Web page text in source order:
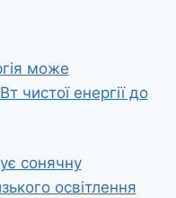
може
чистої енергії до
сонячну
освітлення